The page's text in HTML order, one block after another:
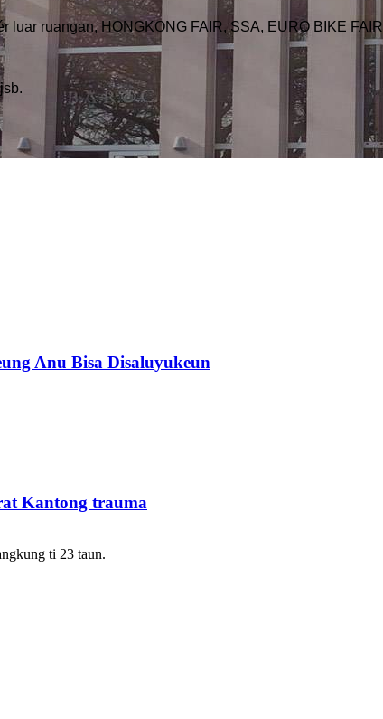
luar ruangan, HONGKONG FAIR, SSA, EURO BIKE FAIR
Anu Bisa Disaluyukeun
Kantong trauma
ti 23 taun.